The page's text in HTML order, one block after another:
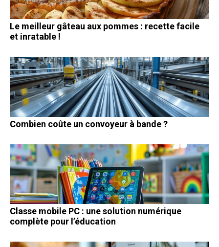
Le meilleur gâteau aux pommes : recette facile
et inratable !
Combien coûte un convoyeur à bande ?
Classe mobile PC : une solution numérique
complète pour l’éducation